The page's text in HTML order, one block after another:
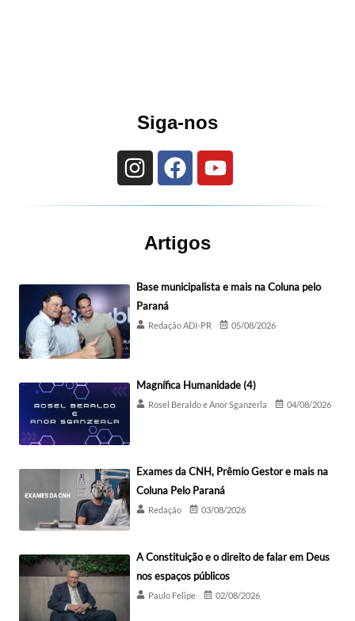
Siga-nos
Artigos
Base municipalista e mais na Coluna pelo
Paraná
Redação ADI-PR 05/08/2026
Magnífica Humanidade (4)
Rosel Beraldo e Anor Sganzerla 04/08/2026
Exames da CNH, Prêmio Gestor e mais na
Coluna Pelo Paraná
Redação 03/08/2026
A Constituição e o direito de falar em Deus
nos espaços públicos
Paulo Felipe 02/08/2026